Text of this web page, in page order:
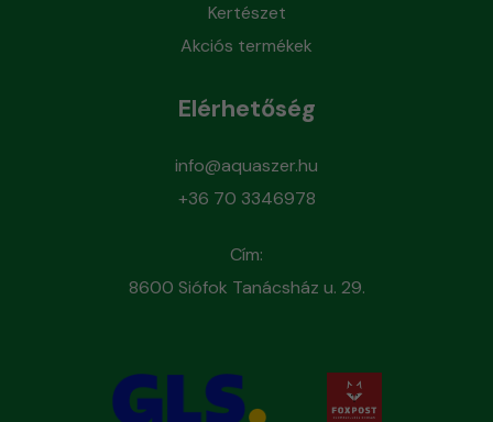
Kertészet
Akciós termékek
Elérhetőség
info@aquaszer.hu
+36 70 3346978
Cím:
8600 Siófok Tanácsház u. 29.